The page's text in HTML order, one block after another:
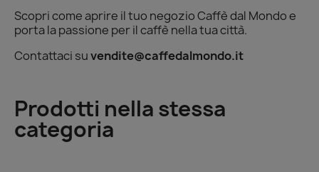
Scopri come aprire il tuo negozio Caffè dal Mondo e
porta la passione per il caffè nella tua città.
Contattaci suvendite@caffedalmondo.it
Prodotti nella stessa
categoria